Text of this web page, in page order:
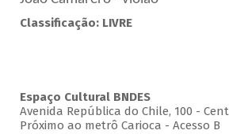
Classificação: LIVRE
Espaço Cultural BNDES
Avenida República do Chile, 100 -
Próximo ao metrô Carioca - Acesso B